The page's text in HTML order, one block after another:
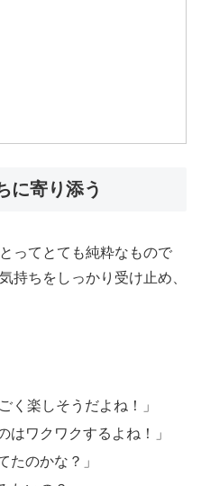
に寄り添う
ってとても純粋なもので
持ちをしっかり受け止め、
く楽しそうだよね！」
はワクワクするよね！」
たのかな？」